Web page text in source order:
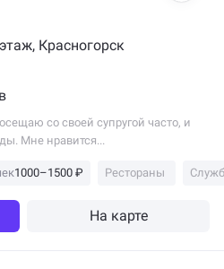
Красногорск
Мне нравится...
1000–1500 ₽ Рестораны
На карте